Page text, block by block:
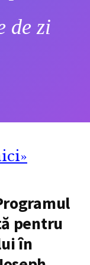
de zi
pentru
în